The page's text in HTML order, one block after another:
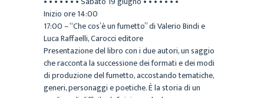
Inizio ore 14:00
17:00 – “Che cos’è un fumetto” di Valerio Bindi e
Luca Raffaelli, Carocci editore
Presentazione del libro con i due autori, un saggio
che racconta la successione dei formati e dei modi
di produzione del fumetto, accostando tematiche,
generi, personaggi e poetiche. È la storia di un